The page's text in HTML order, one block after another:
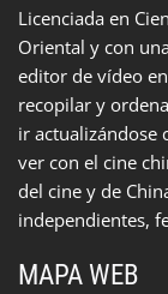
Licenciada en
Oriental y con
editor de vídeo
recopilar y
ir actualizándose
ver con el cine
del cine y de
independientes,
MAPA WEB